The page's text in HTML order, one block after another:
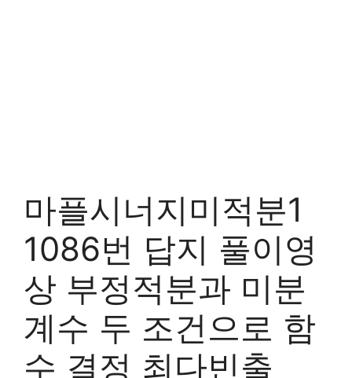
마플시너지미적분1
1086번 답지 풀이영
상 부정적분과 미분
계수 두 조건으로 함
수 결정 최다빈출